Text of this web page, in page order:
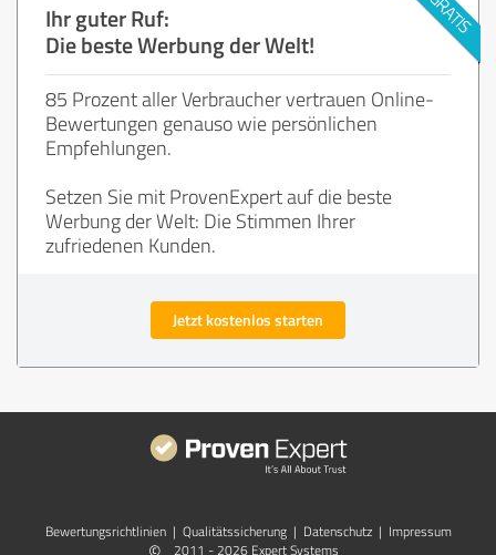
Ihr guter Ruf:
Die beste Werbung der Welt!
85 Prozent aller Verbraucher vertrauen Online-
Bewertungen genauso wie persönlichen
Empfehlungen.
Setzen Sie mit ProvenExpert auf die beste
Werbung der Welt: Die Stimmen Ihrer
zufriedenen Kunden.
Jetzt kostenlos starten
Bewertungs­richtlinien | Qualitätssicherung | Datenschutz | Impressum
2011 - 2026 Expert Systems